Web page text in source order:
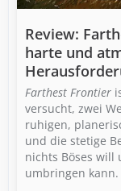
Review:
harte und
Farthest Frontier
versucht, zwei
ruhigen,
und die stetige
nichts Böses will
umbringen kann.